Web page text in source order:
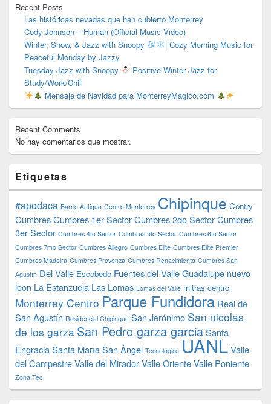
Recent Posts
Las históricas nevadas que han cubierto Monterrey
Cody Johnson – Human (Official Music Video)
Winter, Snow, & Jazz with Snoopy
| Cozy Morning Music for
Peaceful Monday by Jazzy
Tuesday Jazz with Snoopy
Positive Winter Jazz for
Study/Work/Chill
Mensaje de Navidad para MonterreyMagico.com
Recent Comments
No hay comentarios que mostrar.
Etiquetas
#apodaca Barrio Antiguo Centro Monterrey Chipinque Contry
CumbresCumbres 1er SectorCumbres 2do SectorCumbres
3er Sector Cumbres 4to Sector Cumbres 5to Sector Cumbres 6to Sector
Cumbres 7mo Sector Cumbres Allegro Cumbres Elite Cumbres Elite Premier
Cumbres Madeira Cumbres Provenza Cumbres Renacimiento Cumbres San
Agustín Del Valle Escobedo Fuentes del ValleGuadalupe nuevo
leon La Estanzuela Las Lomas Lomas del Valle mitras centro
Monterrey Centro Parque Fundidora Real de
San Agustín Residencial Chipinque San Jerónimo San nicolas
de los garza San Pedro garza garciaSanta
EngraciaSanta MaríaSan Ángel Tecnológico UANLValle
del CampestreValle del MiradorValle OrienteValle Poniente
Zona Tec